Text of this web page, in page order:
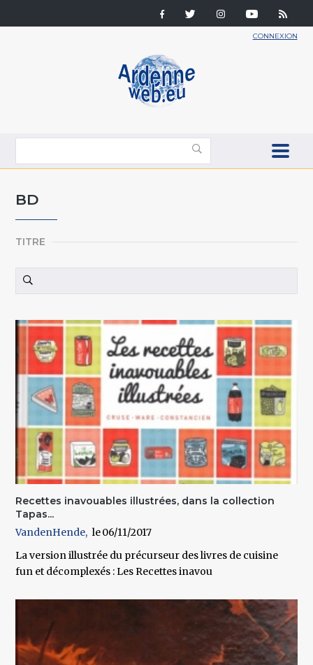
CONNEXION
BD
TITRE
Recettes inavouables illustrées, dans la collection
Tapas...
VandenHende
06/11/2017
La version illustrée du précurseur des livres de cuisine
fun et décomplexés : Les Recettes inavou